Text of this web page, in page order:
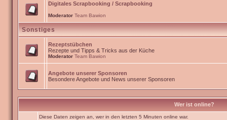
Digitales Scrapbooking / Scrapbooking
Moderator Team Bawion
Sonstiges
Rezeptstübchen
Rezepte und Tipps & Tricks aus der Küche
Moderator Team Bawion
Angebote unserer Sponsoren
Besondere Angebote und News unserer Sponsoren
Wer ist online?
Diese Daten zeigen an, wer in den letzten 5 Minuten online war.